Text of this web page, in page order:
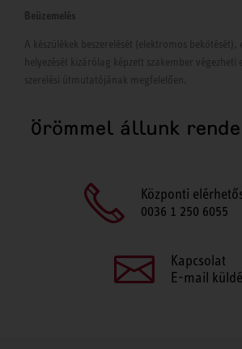
Beüzemelés
A készülékek beszerelését (elektromos bekötését),
helyezését kizárólag képzett szakember végezheti
szerelési útmutatójának megfelelően.
Örömmel állunk
Központi
0036 1 250 6055
Kapcsolat
E-mail